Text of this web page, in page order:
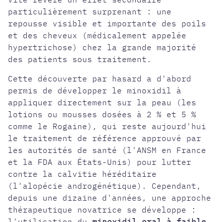
particulièrement surprenant : une
repousse visible et importante des poils
et des cheveux (médicalement appelée
hypertrichose) chez la grande majorité
des patients sous traitement.
Cette découverte par hasard a d'abord
permis de développer le minoxidil à
appliquer directement sur la peau (les
lotions ou mousses dosées à 2 % et 5 %
comme le Rogaine), qui reste aujourd'hui
le traitement de référence approuvé par
les autorités de santé (l'ANSM en France
et la FDA aux États-Unis) pour lutter
contre la calvitie héréditaire
(l'alopécie androgénétique). Cependant,
depuis une dizaine d'années, une approche
thérapeutique novatrice se développe :